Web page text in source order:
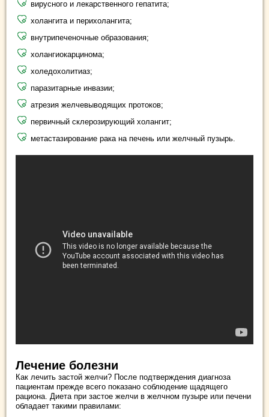
вирусного и лекарственного гепатита;
холангита и перихолангита;
внутрипеченочные образования;
холангиокарцинома;
холедохолитиаз;
паразитарные инвазии;
атрезия желчевыводящих протоков;
первичный склерозирующий холангит;
метастазирование рака на печень или желчный пузырь.
Лечение болезни
Как лечить застой желчи? После подтверждения диагноза
пациентам прежде всего показано соблюдение щадящего
рациона. Диета при застое желчи в желчном пузыре или печени
обладает такими правилами: